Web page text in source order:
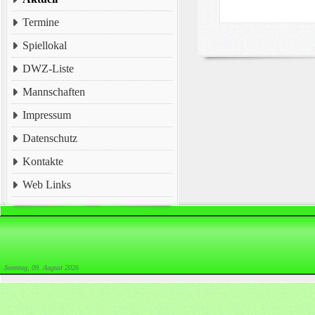
Sonntag, 09. August 2026
Termine
Spiellokal
DWZ-Liste
Mannschaften
Impressum
Datenschutz
Kontakte
Web Links